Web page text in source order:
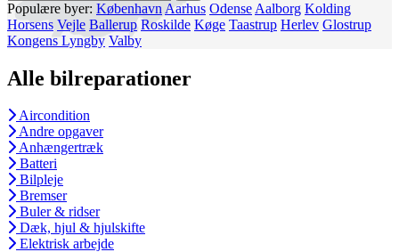
Populære byer: København Aarhus Odense Aalborg Kolding
Horsens Vejle Ballerup Roskilde Køge Taastrup Herlev Glostrup
Kongens Lyngby Valby
Alle bilreparationer
Aircondition
Andre opgaver
Anhængertræk
Batteri
Bilpleje
Bremser
Buler & ridser
Dæk, hjul & hjulskifte
Elektrisk arbejde